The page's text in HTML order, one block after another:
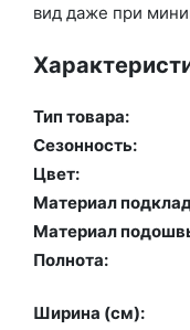
вид даже при
Тип товара:
Сезонность:
Цвет:
Материал
Материал
Полнота:
Ширина (см):